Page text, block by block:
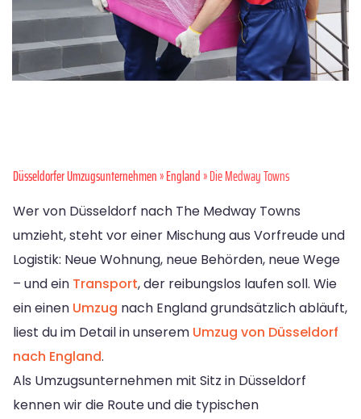
Düsseldorfer Umzugsunternehmen»England» Die Medway Towns
Wer von Düsseldorf nach The Medway Towns
umzieht, steht vor einer Mischung aus Vorfreude und
Logistik: Neue Wohnung, neue Behörden, neue Wege
– und ein Transport, der reibungslos laufen soll. Wie
ein einen Umzug nach England grundsätzlich abläuft,
liest du im Detail in unserem Umzug von Düsseldorf
nach England.
Als Umzugsunternehmen mit Sitz in Düsseldorf
kennen wir die Route und die typischen